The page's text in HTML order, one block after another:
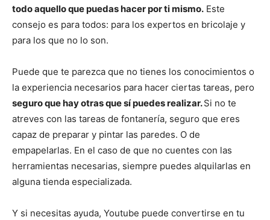
todo aquello que puedas hacer por ti mismo. Este
consejo es para todos: para los expertos en bricolaje y
para los que no lo son.
Puede que te parezca que no tienes los conocimientos o
la experiencia necesarios para hacer ciertas tareas, pero
seguro que hay otras que sí puedes realizar.Si no te
atreves con las tareas de fontanería, seguro que eres
capaz de preparar y pintar las paredes. O de
empapelarlas. En el caso de que no cuentes con las
herramientas necesarias, siempre puedes alquilarlas en
alguna tienda especializada.
Y si necesitas ayuda, Youtube puede convertirse en tu